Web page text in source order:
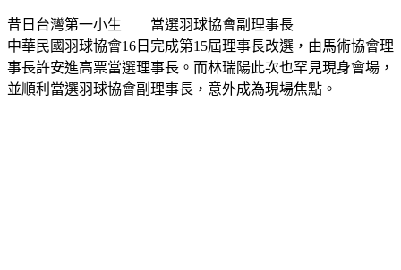
昔日台灣第一小生　　當選羽球協會副理事長
中華民國羽球協會16日完成第15屆理事長改選，由馬術協會理
事長許安進高票當選理事長。而林瑞陽此次也罕見現身會場，